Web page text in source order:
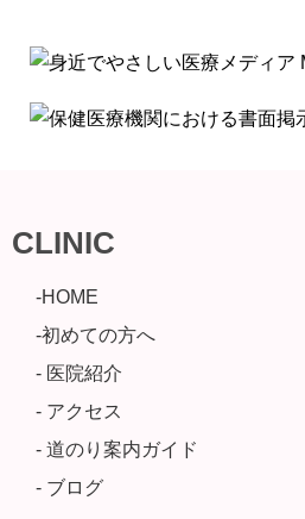
CLINIC
-HOME
-初めての方へ
- 医院紹介
- アクセス
- 道のり案内ガイド
- ブログ